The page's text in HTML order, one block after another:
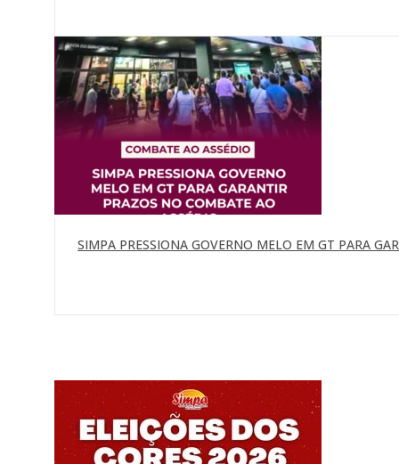
SIMPA PRESSIONA GOVERNO MELO EM GT PARA